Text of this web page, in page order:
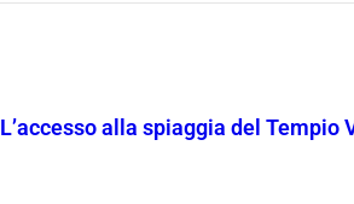
alla spiaggia del